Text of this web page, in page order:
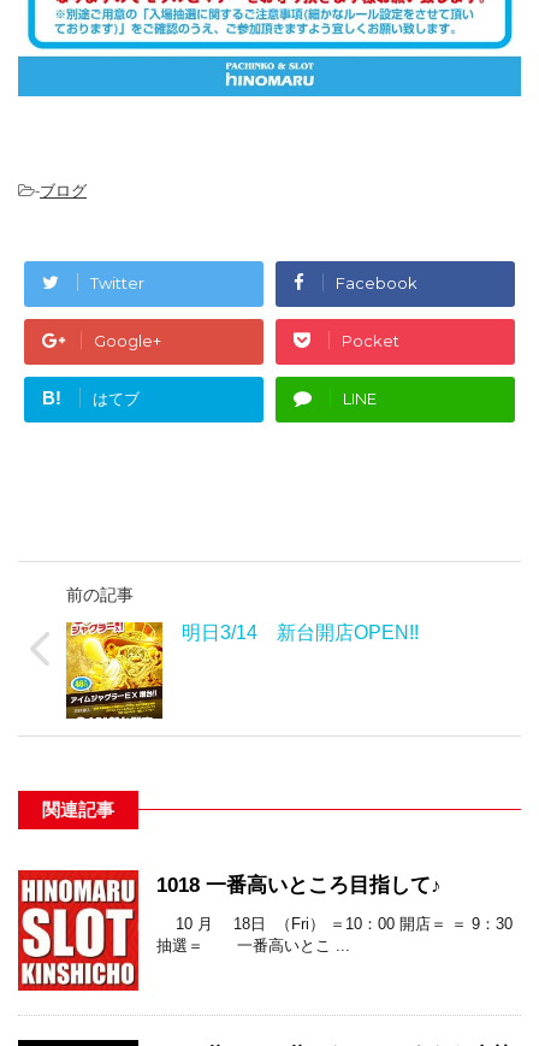
-ブログ
Twitter Facebook
Google+ Pocket
B! はてブ LINE
前の記事
明日3/14 新台開店OPEN!!
関連記事
1018 一番高いところ目指して♪
10 月 18日 （Fri） ＝10：00 開店＝ ＝ 9：30
抽選＝ 一番高いとこ ...